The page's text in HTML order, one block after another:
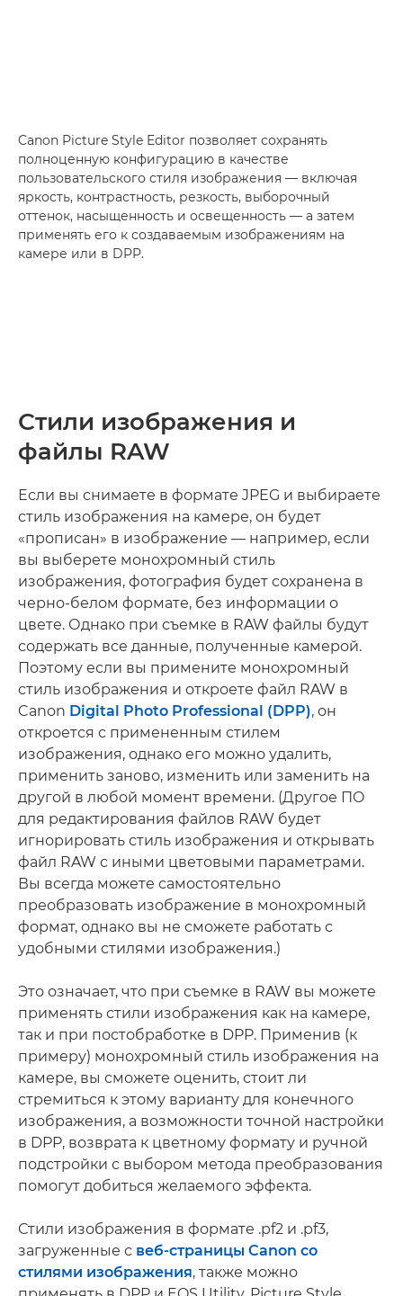
Canon Picture Style Editor позволяет сохранять
полноценную конфигурацию в качестве
пользовательского стиля изображения — включая
яркость, контрастность, резкость, выборочный
оттенок, насыщенность и освещенность — а затем
применять его к создаваемым изображениям на
камере или в DPP.
Стили изображения и
файлы RAW
Если вы снимаете в формате JPEG и выбираете
стиль изображения на камере, он будет
«прописан» в изображение — например, если
вы выберете монохромный стиль
изображения, фотография будет сохранена в
черно-белом формате, без информации о
цвете. Однако при съемке в RAW файлы будут
содержать все данные, полученные камерой.
Поэтому если вы примените монохромный
стиль изображения и откроете файл RAW в
Canon Digital Photo Professional (DPP), он
откроется с примененным стилем
изображения, однако его можно удалить,
применить заново, изменить или заменить на
другой в любой момент времени. (Другое ПО
для редактирования файлов RAW будет
игнорировать стиль изображения и открывать
файл RAW с иными цветовыми параметрами.
Вы всегда можете самостоятельно
преобразовать изображение в монохромный
формат, однако вы не сможете работать с
удобными стилями изображения.)
Это означает, что при съемке в RAW вы можете
применять стили изображения как на камере,
так и при постобработке в DPP. Применив (к
примеру) монохромный стиль изображения на
камере, вы сможете оценить, стоит ли
стремиться к этому варианту для конечного
изображения, а возможности точной настройки
в DPP, возврата к цветному формату и ручной
подстройки с выбором метода преобразования
помогут добиться желаемого эффекта.
Стили изображения в формате .pf2 и .pf3,
загруженные с веб-страницы Canon со
стилями изображения, также можно